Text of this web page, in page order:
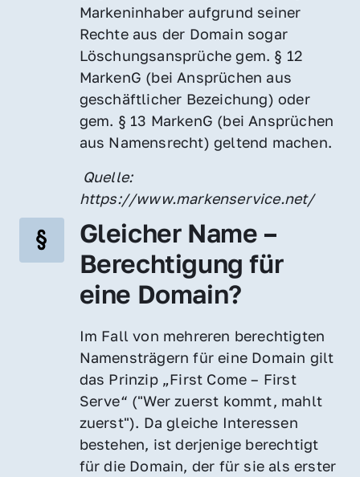
Markeninhaber aufgrund seiner
Rechte aus der Domain sogar
Löschungsansprüche gem. § 12
MarkenG (bei Ansprüchen aus
geschäftlicher Bezeichung) oder
gem. § 13 MarkenG (bei Ansprüchen
aus Namensrecht) geltend machen.
https://www.markenservice.net/
Gleicher Name –
Berechtigung für
eine Domain?
Im Fall von mehreren berechtigten
Namensträgern für eine Domain gilt
das Prinzip „First Come – First
Serve“ ("Wer zuerst kommt, mahlt
zuerst"). Da gleiche Interessen
bestehen, ist derjenige berechtigt
für die Domain, der für sie als erster